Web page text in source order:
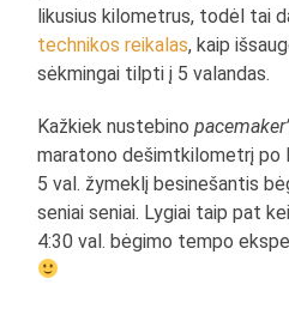
likusius kilometrus, todėl tai
technikos reikalas, kaip
sėkmingai tilpti į 5 valandas.
Kažkiek nustebino
maratono dešimtkilometrį po
5 val. žymeklį besinešantis
seniai seniai. Lygiai taip pat
4:30 val. bėgimo tempo